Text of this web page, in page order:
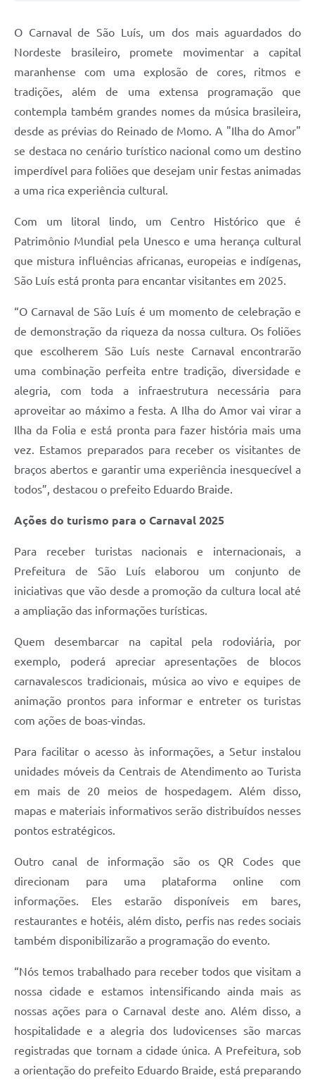
O Carnaval de São Luís, um dos mais aguardados do
Nordeste brasileiro, promete movimentar a capital
maranhense com uma explosão de cores, ritmos e
tradições, além de uma extensa programação que
contempla também grandes nomes da música brasileira,
desde as prévias do Reinado de Momo. A "Ilha do Amor"
se destaca no cenário turístico nacional como um destino
imperdível para foliões que desejam unir festas animadas
a uma rica experiência cultural.
Com um litoral lindo, um Centro Histórico que é
Patrimônio Mundial pela Unesco e uma herança cultural
que mistura influências africanas, europeias e indígenas,
São Luís está pronta para encantar visitantes em 2025.
“O Carnaval de São Luís é um momento de celebração e
de demonstração da riqueza da nossa cultura. Os foliões
que escolherem São Luís neste Carnaval encontrarão
uma combinação perfeita entre tradição, diversidade e
alegria, com toda a infraestrutura necessária para
aproveitar ao máximo a festa. A Ilha do Amor vai virar a
Ilha da Folia e está pronta para fazer história mais uma
vez. Estamos preparados para receber os visitantes de
braços abertos e garantir uma experiência inesquecível a
todos”, destacou o prefeito Eduardo Braide.
Ações do turismo para o Carnaval 2025
Para receber turistas nacionais e internacionais, a
Prefeitura de São Luís elaborou um conjunto de
iniciativas que vão desde a promoção da cultura local até
a ampliação das informações turísticas.
Quem desembarcar na capital pela rodoviária, por
exemplo, poderá apreciar apresentações de blocos
carnavalescos tradicionais, música ao vivo e equipes de
animação prontos para informar e entreter os turistas
com ações de boas-vindas.
Para facilitar o acesso às informações, a Setur instalou
unidades móveis da Centrais de Atendimento ao Turista
em mais de 20 meios de hospedagem. Além disso,
mapas e materiais informativos serão distribuídos nesses
pontos estratégicos.
Outro canal de informação são os QR Codes que
direcionam para uma plataforma online com
informações. Eles estarão disponíveis em bares,
restaurantes e hotéis, além disto, perfis nas redes sociais
também disponibilizarão a programação do evento.
“Nós temos trabalhado para receber todos que visitam a
nossa cidade e estamos intensificando ainda mais as
nossas ações para o Carnaval deste ano. Além disso, a
hospitalidade e a alegria dos ludovicenses são marcas
registradas que tornam a cidade única. A Prefeitura, sob
a orientação do prefeito Eduardo Braide, está preparando